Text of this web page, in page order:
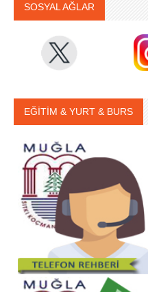
SOSYAL AĞLAR
EĞİTİM & YURT & BURS